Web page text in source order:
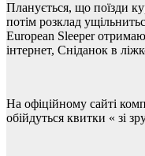
Планується, що поїзди
потім розклад
European Sleeper
інтернет, Сніданок в
На офіційному сайті
обійдуться квитки « зі